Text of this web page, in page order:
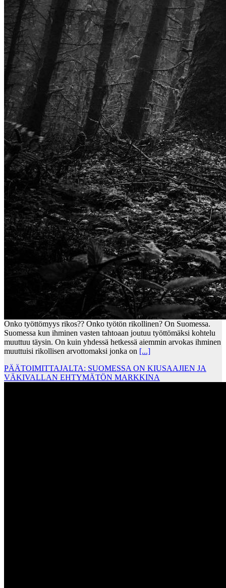
Onko työttömyys rikos?? Onko työtön rikollinen? On Suomessa.
Suomessa kun ihminen vasten tahtoaan joutuu työttömäksi kohtelu
muuttuu täysin. On kuin yhdessä hetkessä aiemmin arvokas ihminen
muuttuisi rikollisen arvottomaksi jonka on [...]
PÄÄTOIMITTAJALTA: SUOMESSA ON KIUSAAJIEN JA
VÄKIVALLAN EHTYMÄTÖN MARKKINA